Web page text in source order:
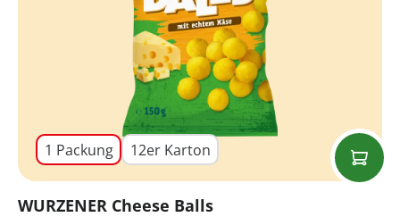
1 Packung 12er Karton
WURZENER Cheese Balls